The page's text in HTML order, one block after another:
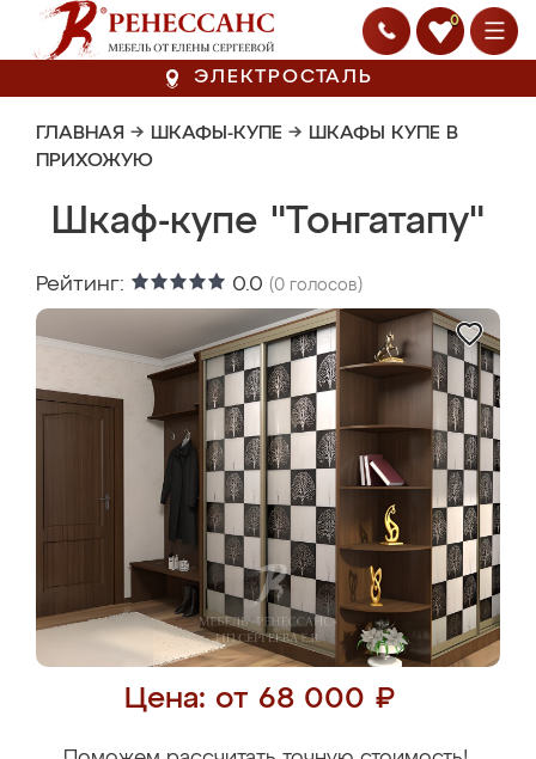
0
ЭЛЕКТРОСТАЛЬ
ГЛАВНАЯ → ШКАФЫ-КУПЕ → ШКАФЫ КУПЕ В
ПРИХОЖУЮ
Шкаф-купе "Тонгатапу"
Рейтинг: 0.0 (0 голосов)
Цена: от 68 000 ₽